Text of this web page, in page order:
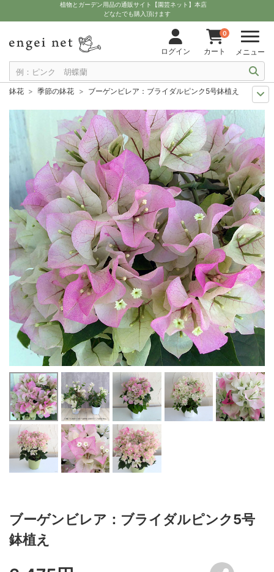
植物とガーデン用品の通販サイト【園芸ネット】本店
どなたでも購入頂けます
ログイン
0
カート メニュー
鉢花 季節の鉢花
ブーゲンビレア：ブライダルピンク5号鉢植え
夏の園芸
南国の植物とトロピカルフルーツ ブーゲンビレア：ブライダ
ブーゲンビレア：ブライダルピンク5号
鉢植え